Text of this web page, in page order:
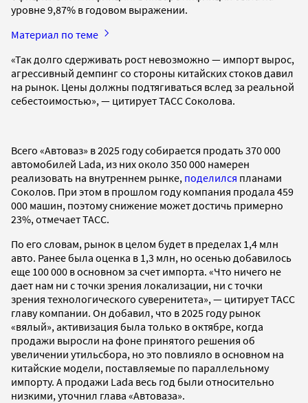
уровне 9,87% в годовом выражении.
Материал по теме
«Так долго сдерживать рост невозможно — импорт вырос,
агрессивный демпинг со стороны китайских стоков давил
на рынок. Цены должны подтягиваться вслед за реальной
себестоимостью», — цитирует ТАСС Соколова.
Всего «Автоваз» в 2025 году собирается продать 370 000
автомобилей Lada, из них около 350 000 намерен
реализовать на внутреннем рынке, поделился планами
Соколов. При этом в прошлом году компания продала 459
000 машин, поэтому снижение может достичь примерно
23%, отмечает ТАСС.
По его словам, рынок в целом будет в пределах 1,4 млн
авто. Ранее была оценка в 1,3 млн, но осенью добавилось
еще 100 000 в основном за счет импорта. «Что ничего не
дает нам ни с точки зрения локализации, ни с точки
зрения технологического суверенитета», — цитирует ТАСС
главу компании. Он добавил, что в 2025 году рынок
«вялый», активизация была только в октябре, когда
продажи выросли на фоне принятого решения об
увеличении утильсбора, но это повлияло в основном на
китайские модели, поставляемые по параллельному
импорту. А продажи Lada весь год были относительно
низкими, уточнил глава «Автоваза».